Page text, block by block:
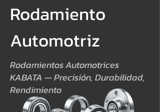
Rodamiento
Automotriz
Rodamientos Automotrices
KABATA — Precisión, Durabilidad,
Rendimiento